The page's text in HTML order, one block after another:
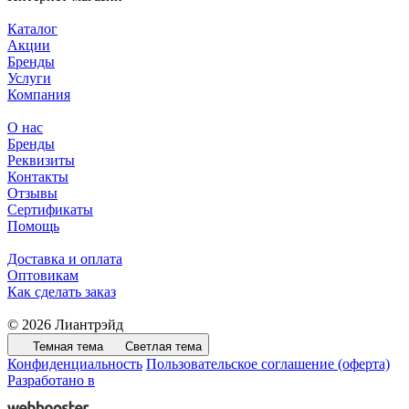
Каталог
Акции
Бренды
Услуги
Компания
О нас
Бренды
Реквизиты
Контакты
Отзывы
Сертификаты
Помощь
Доставка и оплата
Оптовикам
Как сделать заказ
© 2026 Лиантрэйд
Темная тема Светлая тема
Конфиденциальность Пользовательское соглашение (оферта)
Разработано в